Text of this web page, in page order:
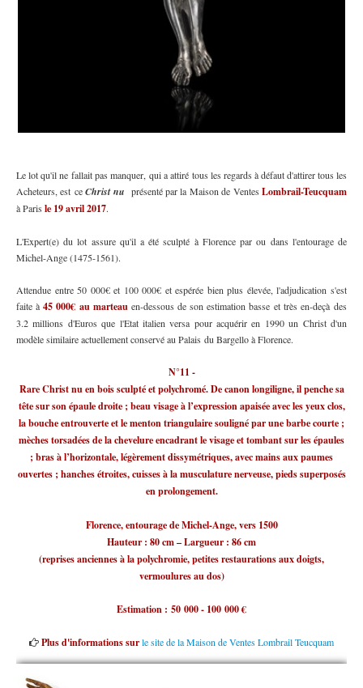
Le lot qu'il ne fallait pas manquer, qui a attiré tous les regards à défaut d'attirer tous les
Acheteurs, est ceChrist nu présenté par la Maison de VentesLombrail-Teucquam
à Paris le 19 avril 2017.
L'Expert(e) du lot assure qu'il a été sculpté à Florence par ou dans l'entourage de
Michel-Ange (1475-1561).
Attendue entre 50 000€ et 100 000€ et espérée bien plus élevée, l'adjudication s'est
faite à45 000€ au marteau en-dessous de son estimation basse et très en-deçà des
3.2 millions d'Euros que l'Etat italien versa pour acquérir en 1990 un Christ d'un
modèle similaire actuellement conservé au Palais du Bargello à Florence.
N°11 -
Rare Christ nu en bois sculpté et polychromé. De canon longiligne, il penche sa
tête sur son épaule droite ; beau visage à l’expression apaisée avec les yeux clos,
la bouche entrouverte et le menton triangulaire souligné par une barbe courte ;
mèches torsadées de la chevelure encadrant le visage et tombant sur les épaules
; bras à l’horizontale, légèrement dissymétriques, avec mains aux paumes
ouvertes ; hanches étroites, cuisses à la musculature nerveuse, pieds superposés
en prolongement.
Florence, entourage de Michel-Ange, vers 1500
Hauteur : 80 cm – Largueur : 86 cm
(reprises anciennes à la polychromie, petites restaurations aux doigts,
vermoulures au dos)
Estimation : 50 000 - 100 000 €
Plus d'informations surle site de la Maison de Ventes Lombrail Teucquam